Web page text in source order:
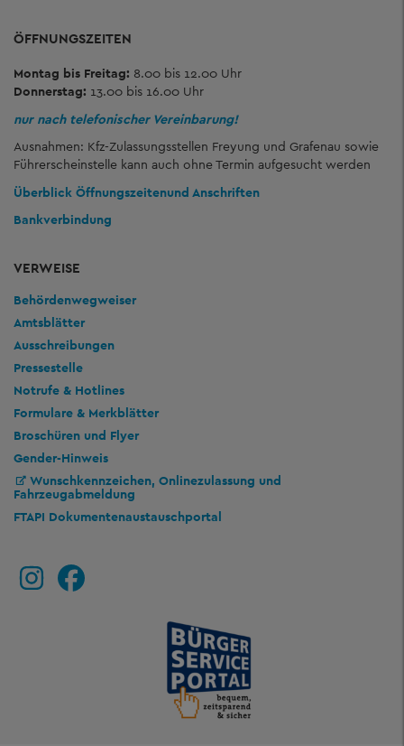
ÖFFNUNGSZEITEN
Montag bis Freitag: 8.00 bis 12.00 Uhr
Donnerstag: 13.00 bis 16.00 Uhr
nur nach telefonischer Vereinbarung!
Ausnahmen: Kfz-Zulassungsstellen Freyung und Grafenau sowie
Führerscheinstelle kann auch ohne Termin aufgesucht werden
Überblick Öffnungszeitenund Anschriften
Bankverbindung
VERWEISE
Behördenwegweiser
Amtsblätter
Ausschreibungen
Pressestelle
Notrufe & Hotlines
Formulare & Merkblätter
Broschüren und Flyer
Gender-Hinweis
Wunschkennzeichen, Onlinezulassung und
Fahrzeugabmeldung
FTAPI Dokumentenaustauschportal